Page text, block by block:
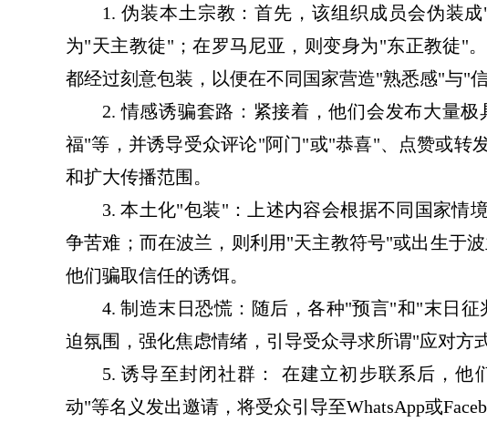
1. 伪装本土宗教：首先，该组织成员会伪装
为"天主教徒"；在罗马尼亚，则变身为"东正教徒"
都经过刻意包装，以便在不同国家营造"熟悉感"与"信
2. 情感诱骗套路：紧接着，他们会发布大量
福"等，并诱导受众评论"阿门"或"恭喜"、点赞或转
和扩大传播范围。
3. 本土化"包装"：上述内容会根据不同国家情
争苦难；而在波兰，则利用"天主教符号"或出生于
他们骗取信任的诱饵。
4. 制造末日恐慌：随后，各种"预言"和"末日
迫氛围，强化焦虑情绪，引导受众寻求所谓"应对方
5. 诱导至封闭社群： 在建立初步联系后，
动"等名义发出邀请，将受众引导至WhatsApp或